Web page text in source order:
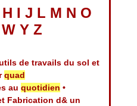
H I J L M N O
W Y Z
de travails du sol et
quad
auquotidien •
Fabrication d& un